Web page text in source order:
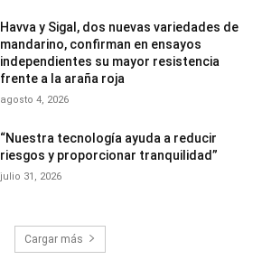
Havva y Sigal, dos nuevas variedades de
mandarino, confirman en ensayos
independientes su mayor resistencia
frente a la araña roja
agosto 4, 2026
“Nuestra tecnología ayuda a reducir
riesgos y proporcionar tranquilidad”
julio 31, 2026
Cargar más